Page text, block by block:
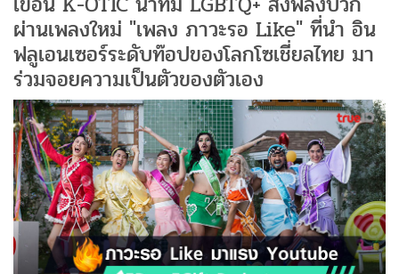
ผ่านเพลงใหม่ "เพลง ภาวะรอ Like" ที่นำ อิน
ฟลูเอนเซอร์ระดับท๊อปของโลกโซเชี่ยลไทย มา
ร่วมจอยความเป็นตัวของตัวเอง